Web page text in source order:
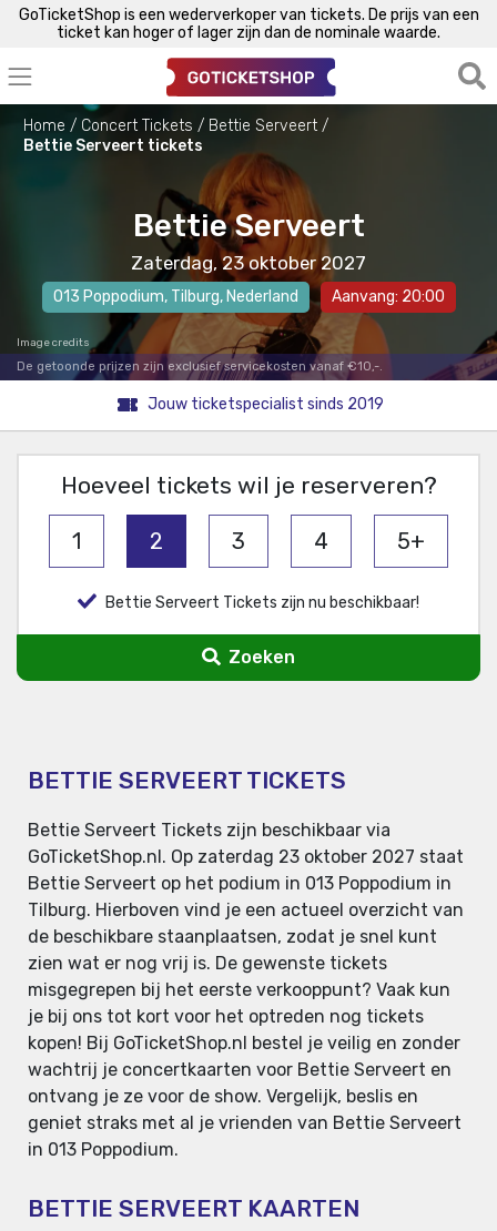
GoTicketShop is een wederverkoper van tickets. De prijs van een
ticket kan hoger of lager zijn dan de nominale waarde.
Home Concert Tickets
Bettie Serveert
Bettie Serveert tickets
Bettie Serveert
Zaterdag, 23 oktober 2027
013 Poppodium, Tilburg, Nederland Aanvang: 20:00
Image credits
De getoonde prijzen zijn exclusief servicekosten vanaf €10,-.
Jouw ticketspecialist sinds 2019
Hoeveel tickets wil je reserveren?
1 2 3 4 5+
Bettie Serveert Tickets zijn nu beschikbaar!
Zoeken
BETTIE SERVEERT TICKETS
Bettie Serveert Tickets zijn beschikbaar via
GoTicketShop.nl. Op zaterdag 23 oktober 2027 staat
Bettie Serveert op het podium in 013 Poppodium in
Tilburg. Hierboven vind je een actueel overzicht van
de beschikbare staanplaatsen, zodat je snel kunt
zien wat er nog vrij is. De gewenste tickets
misgegrepen bij het eerste verkooppunt? Vaak kun
je bij ons tot kort voor het optreden nog tickets
kopen! Bij GoTicketShop.nl bestel je veilig en zonder
wachtrij je concertkaarten voor Bettie Serveert en
ontvang je ze voor de show. Vergelijk, beslis en
geniet straks met al je vrienden van Bettie Serveert
in 013 Poppodium.
BETTIE SERVEERT KAARTEN